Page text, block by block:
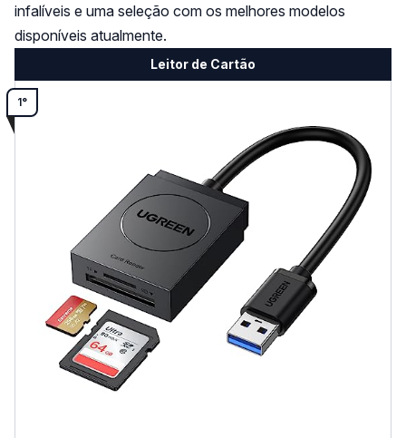
infalíveis e uma seleção com os melhores modelos
disponíveis atualmente.
Leitor de Cartão
1°